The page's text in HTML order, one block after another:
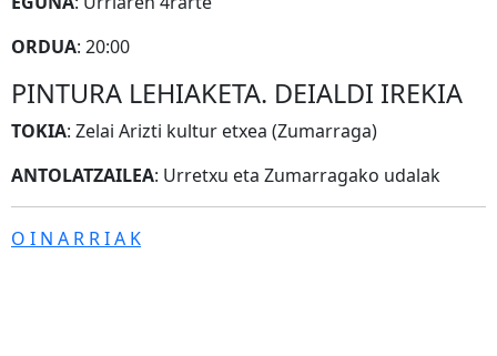
ORDUA: 20:00
PINTURA LEHIAKETA. DEIALDI IREKIA
TOKIA: Zelai Arizti kultur etxea (Zumarraga)
ANTOLATZAILEA: Urretxu eta Zumarragako udalak
O I N A R R I A K